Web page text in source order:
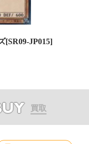
[SR09-JP015]
買取